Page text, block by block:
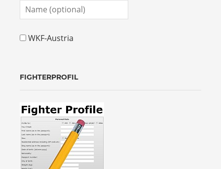
WKF-Austria
FIGHTERPROFIL